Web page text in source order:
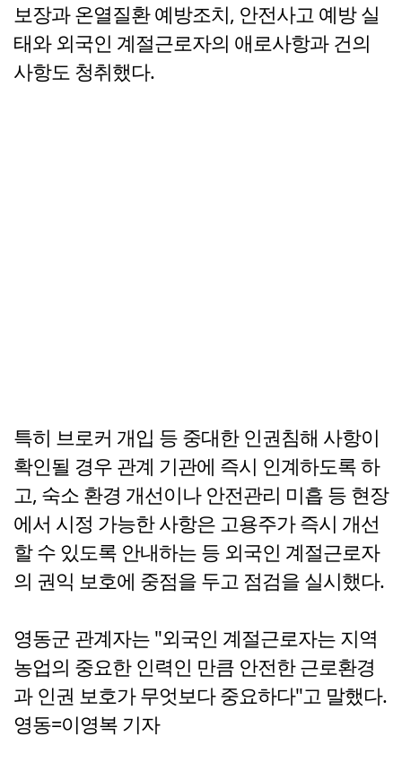
보장과 온열질환 예방조치, 안전사고 예방 실
태와 외국인 계절근로자의 애로사항과 건의
사항도 청취했다.
특히 브로커 개입 등 중대한 인권침해 사항이
확인될 경우 관계 기관에 즉시 인계하도록 하
고, 숙소 환경 개선이나 안전관리 미흡 등 현장
에서 시정 가능한 사항은 고용주가 즉시 개선
할 수 있도록 안내하는 등 외국인 계절근로자
의 권익 보호에 중점을 두고 점검을 실시했다.
영동군 관계자는 "외국인 계절근로자는 지역
농업의 중요한 인력인 만큼 안전한 근로환경
과 인권 보호가 무엇보다 중요하다"고 말했다.
영동=이영복 기자